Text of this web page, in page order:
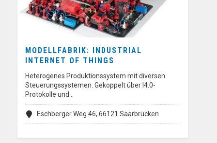
MODELLFABRIK: INDUSTRIAL
INTERNET OF THINGS
Heterogenes Produktionssystem mit diversen
Steuerungssystemen. Gekoppelt über I4.0-
Protokolle und…
Eschberger Weg 46, 66121 Saarbrücken